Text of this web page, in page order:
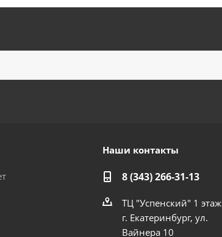
Наши контакты
8 (343) 266-31-13
ТЦ "Успенский" 1 этаж
г. Екатеринбург, ул.
Вайнера 10